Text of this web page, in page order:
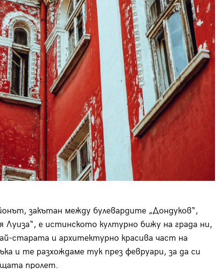
закътан между булевардите „Дондуков“,
Луиза“, е истинското културно бижу на града ни,
старата и архитектурно красива част на
и те разхождаме тук през февруари, за да си
пролет.
29/29